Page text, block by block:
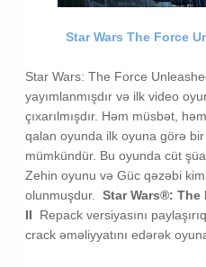
Star Wars The Force
Star Wars: The Force
yayımlanmışdır və ilk video
çıxarılmışdır. Həm müsbət,
qalan oyunda ilk oyuna görə
mümkündür. Bu oyunda cüt
Zehin oyunu və Güc qəzəbi
olunmuşdur. Star Wars®:
II
Repack versiyasını
crack əməliyyatını edərək